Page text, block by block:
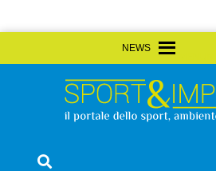
to
Sport&Impianti